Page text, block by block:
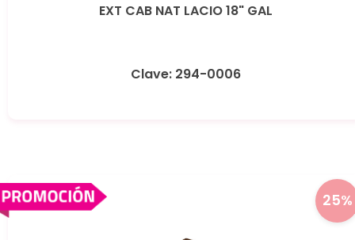
EXT CAB NAT LACIO 18" GAL
Clave: 294-0006
25%